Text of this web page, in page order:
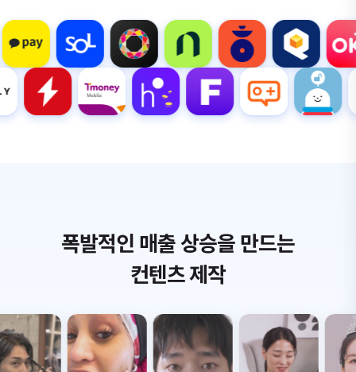
폭발적인 매출 상승을 만드는
컨텐츠 제작